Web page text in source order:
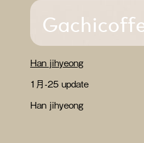
Han jihyeong
1月-25 update
Han jihyeong